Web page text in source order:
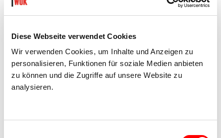
Diese Webseite verwendet Cookies
Wir verwenden Cookies, um Inhalte und Anzeigen zu
personalisieren, Funktionen für soziale Medien anbieten
zu können und die Zugriffe auf unsere Website zu
analysieren.
PLATZKONZERTE 2026
Di 11.8.2026
20.30
Hof